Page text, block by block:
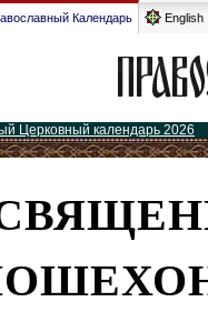
Календарь English
Церковный календарь 2026